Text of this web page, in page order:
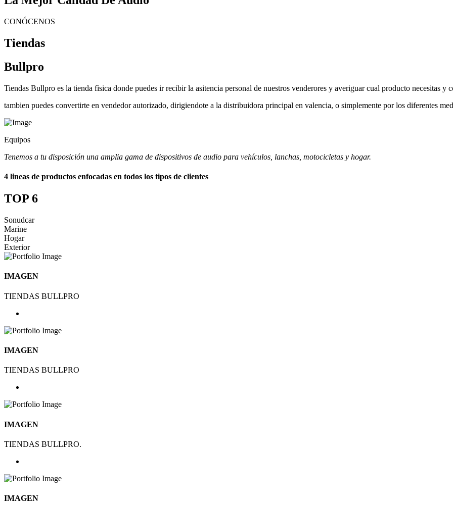
CONÓCENOS
Tiendas
Bullpro
Tiendas Bullpro es la tienda fìsica donde puedes ir recibir la asitencia personal de nuestros venderores y averiguar cual producto necesitas y
tambien puedes convertirte en vendedor autorizado, dirigiendote a la distribuidora principal en valencia, o simplemente por los diferentes
Equipos
Tenemos a tu disposición una amplia gama de dispositivos de audio para vehículos, lanchas, motocicletas y hogar.
4 lineas de productos enfocadas en todos los tipos de clientes
TOP 6
Sonudcar
Marine
Hogar
Exterior
IMAGEN
TIENDAS BULLPRO
IMAGEN
TIENDAS BULLPRO
IMAGEN
TIENDAS BULLPRO.
IMAGEN